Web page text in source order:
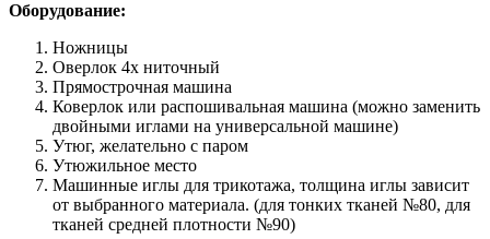
Оборудование:
Ножницы
Оверлок 4х ниточный
Прямострочная машина
Коверлок или распошивальная машина (можно заменить
двойными иглами на универсальной машине)
Утюг, желательно с паром
Утюжильное место
Машинные иглы для трикотажа, толщина иглы зависит
от выбранного материала. (для тонких тканей №80, для
тканей средней плотности №90)